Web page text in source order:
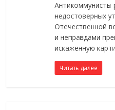
Антикоммунисты
недостоверных
Отечественной
и неправдами
искаженную
Читать далее